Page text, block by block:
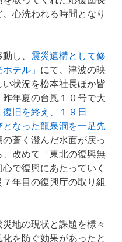
心洗われる時間となり
し、 震災遺構として修
テル」 にて、津波の映
状況を松本社長ほか皆
年夏の台風１０号で大
復旧を終え、１９日
となった龍泉洞を一足先
の蒼く澄んだ水面が戻っ
改めて「東北の復興無
で復興にあたっていく
年目の復興庁の取り組
地の現状と課題を様々
を防ぐ効果があったと